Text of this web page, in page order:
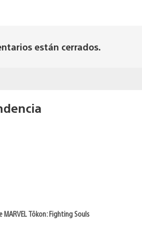
están cerrados.
Tōkon: Fighting Souls